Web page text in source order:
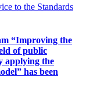
to the Standards
“Improving the
of public
applying the
has been